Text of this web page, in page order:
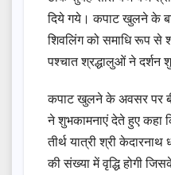
दिये गये। कपाट खुलने के
शिवलिंग को समाधि रूप से
पश्चात श्रद्धालुओं ने दर्शन
कपाट खुलने के अवसर पर
ने शुभकामनाएं देते हुए कहा
तीर्थ यात्री श्री
की संख्या में वृद्धि होगी